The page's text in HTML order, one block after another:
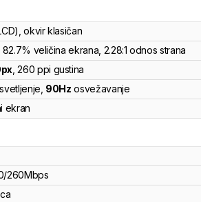
, okvir klasičan
, 82.7% veličina ekrana , 2.28:1 odnos strana
px ,260 ppi gustina
90Hz osvežavanje
ekran
/260Mbps